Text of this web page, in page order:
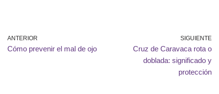
ANTERIOR
Cómo prevenir el mal de ojo
SIGUIENTE
Cruz de Caravaca rota o
doblada: significado y
protección